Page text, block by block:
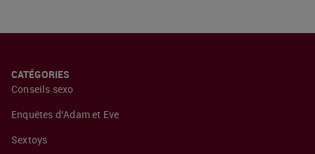
CATÉGORIES
Conseils sexo
Enquêtes d’Adam et Eve
Sextoys